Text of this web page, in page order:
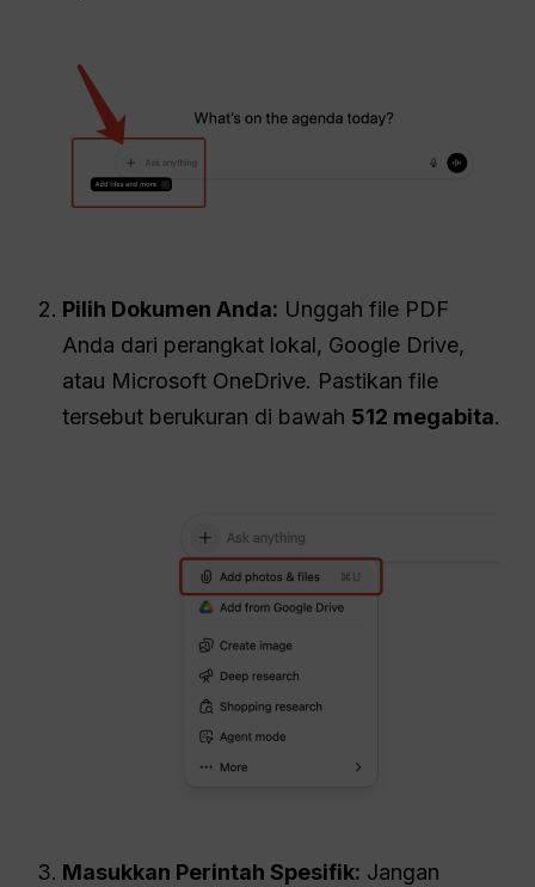
Pilih Dokumen Anda: Unggah file PDF
Anda dari perangkat lokal, Google Drive,
atau Microsoft OneDrive. Pastikan file
tersebut berukuran di bawah 512 megabita.
Masukkan Perintah Spesifik: Jangan